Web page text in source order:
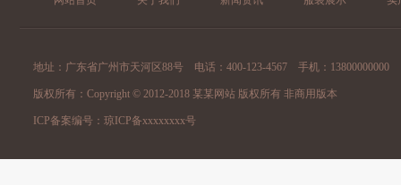
地址：广东省广州市天河区88号 电话：400-123-4567 手机：13800000000
版权所有：Copyright © 2012-2018 某某网站 版权所有 非商用版本
ICP备案编号： 琼ICP备xxxxxxxx号